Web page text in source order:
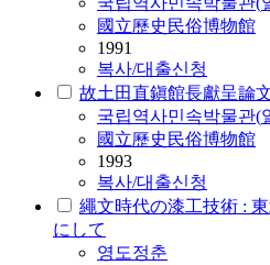
國立歷史民俗博物館
1991
복사/대출신청
故土田直鎭館長獻呈論
국립역사민속박물관(
國立歷史民俗博物館
1993
복사/대출신청
繩文時代の漆工技術 :
にして
영도정춘